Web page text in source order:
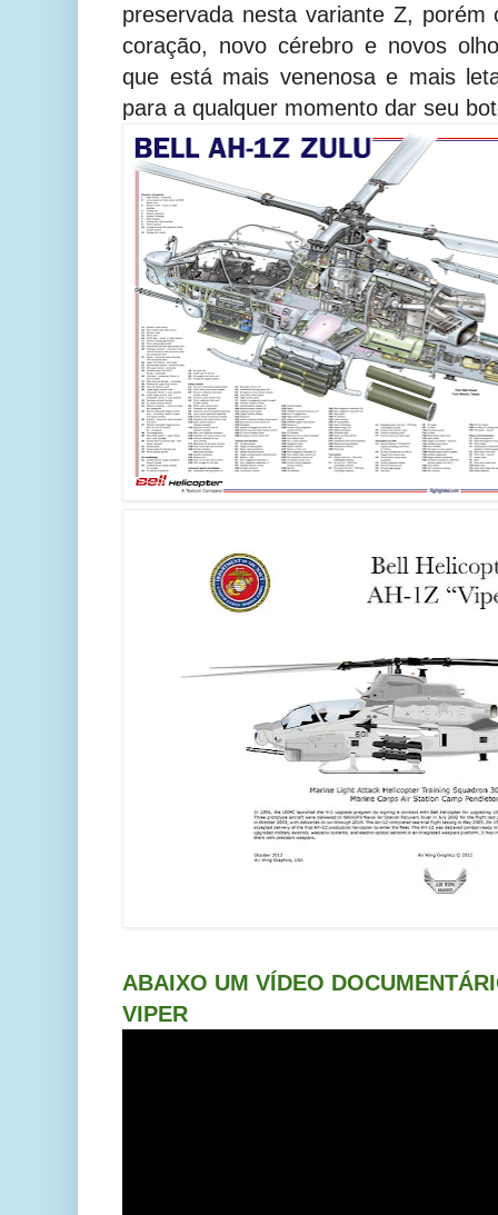
preservada nesta variante Z,
coração, novo cérebro e novos
que está mais venenosa e mais
para a qualquer momento dar seu
ABAIXO UM VÍDEO
VIPER